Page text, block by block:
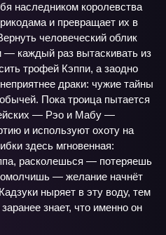
наследником королевства
и превращает их в
человеческий облик
каждый раз вытаскивать из
трофей Кэппи, а заодно
драки: чужие тайны
Пока троица пытается
— Рэо и Мабу —
и используют охоту на
здесь мгновенная:
расколешься — потеряешь
— желание начнёт
ныряет в эту воду, тем
знает, что именно он